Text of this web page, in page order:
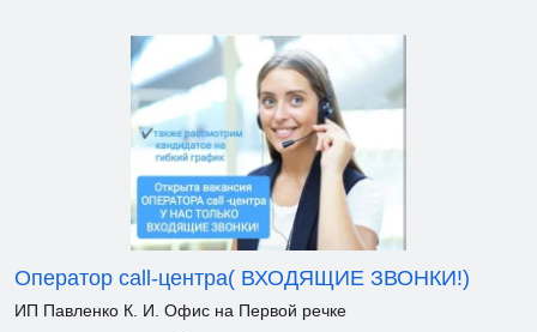
Оператор call-центра( ВХОДЯЩИЕ ЗВОНКИ!)
ИП Павленко К. И. Офис на Первой речке